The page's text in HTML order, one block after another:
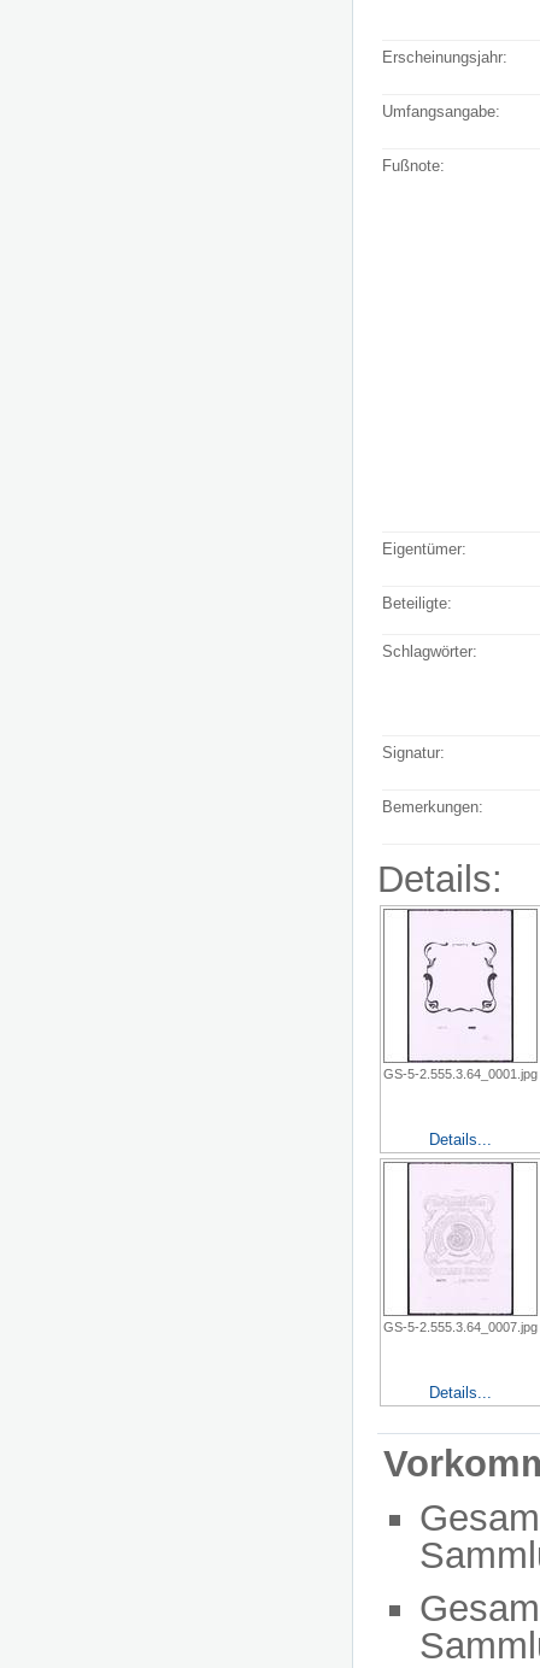
Erscheinungsjahr:
Umfangsangabe:
Fußnote:
Eigentümer:
Beteiligte:
Schlagwörter:
Signatur:
Bemerkungen:
Details:
GS-5-2.555.3.64_0001.jpg
Details...
GS-5-2.555.3.64_0007.jpg
Details...